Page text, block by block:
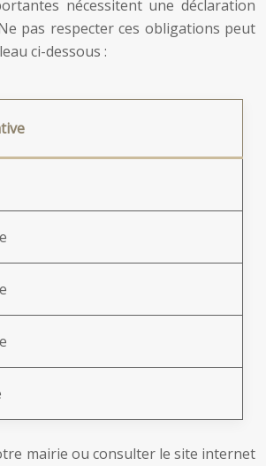
nécessitent une déclaration
pas respecter ces obligations peut
ci-dessous :
mairie ou consulter le site internet